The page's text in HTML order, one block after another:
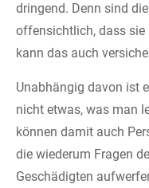
dringend. Denn sind
offensichtlich, dass sie
kann das auch
Unabhängig davon ist
nicht etwas, was man
können damit auch
die wiederum Fragen
Geschädigten